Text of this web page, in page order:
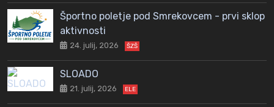
Športno poletje pod Smrekovcem - prvi sklop
aktivnosti
24. julij, 2026 ŠZŠ
SLOADO
21. julij, 2026 ELE